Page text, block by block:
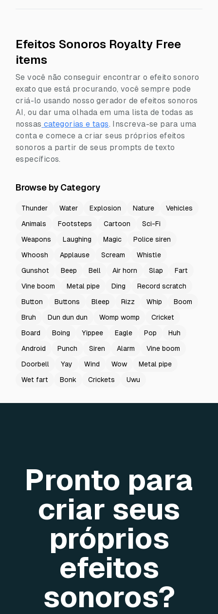
Efeitos Sonoros Royalty Free
items
Se você não conseguir encontrar o efeito sonoro
exato que está procurando, você sempre pode
criá-lo usando nosso gerador de efeitos sonoros
AI, ou dar uma olhada em uma lista de todas as
nossas categorias e tags. Inscreva-se para uma
conta e comece a criar seus próprios efeitos
sonoros a partir de seus prompts de texto
específicos.
Browse by Category
Thunder Water Explosion Nature
Vehicles
Animals
Footsteps Cartoon
Sci-Fi
Weapons
Laughing Magic
Police siren
Whoosh
Applause Scream
Whistle
Gunshot
Beep Bell Air horn Slap
Fart
Vine boom
Metal pipe Ding
Record scratch
Button
Buttons Bleep Rizz Whip
Boom
Bruh
Dun dun dun Womp womp
Cricket
Board
Boing Yippee Eagle Pop
Huh
Android
Punch Siren Alarm
Vine boom
Doorbell
Yay Wind Wow
Metal pipe
Wet fart
Bonk Crickets Uwu
Pronto para
criar seus
próprios
efeitos
sonoros?